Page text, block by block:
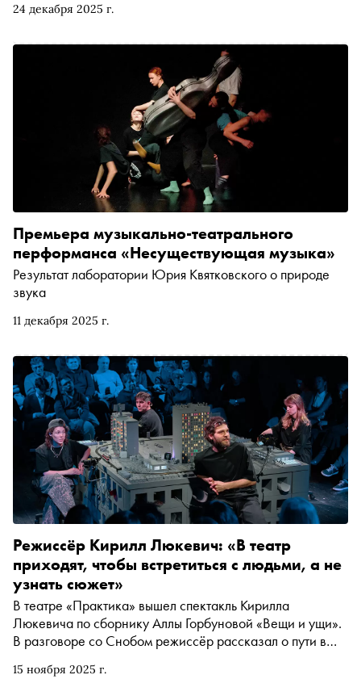
24 декабря 2025 г.
сходить на ближайшей неделе
11 декабря 2025 г.
Премьера музыкально-театрального
перформанса «Несуществующая музыка»
Результат лаборатории Юрия Квятковского о природе
звука
15 ноября 2025 г.
Режиссёр Кирилл Люкевич: «В театр
приходят, чтобы встретиться с людьми, а не
узнать сюжет»
В театре «Практика» вышел спектакль Кирилла
Люкевича по сборнику Аллы Горбуновой «Вещи и ущи».
В разговоре со Снобом режиссёр рассказал о пути в
важности диалога со зрителем и тщательной совместной